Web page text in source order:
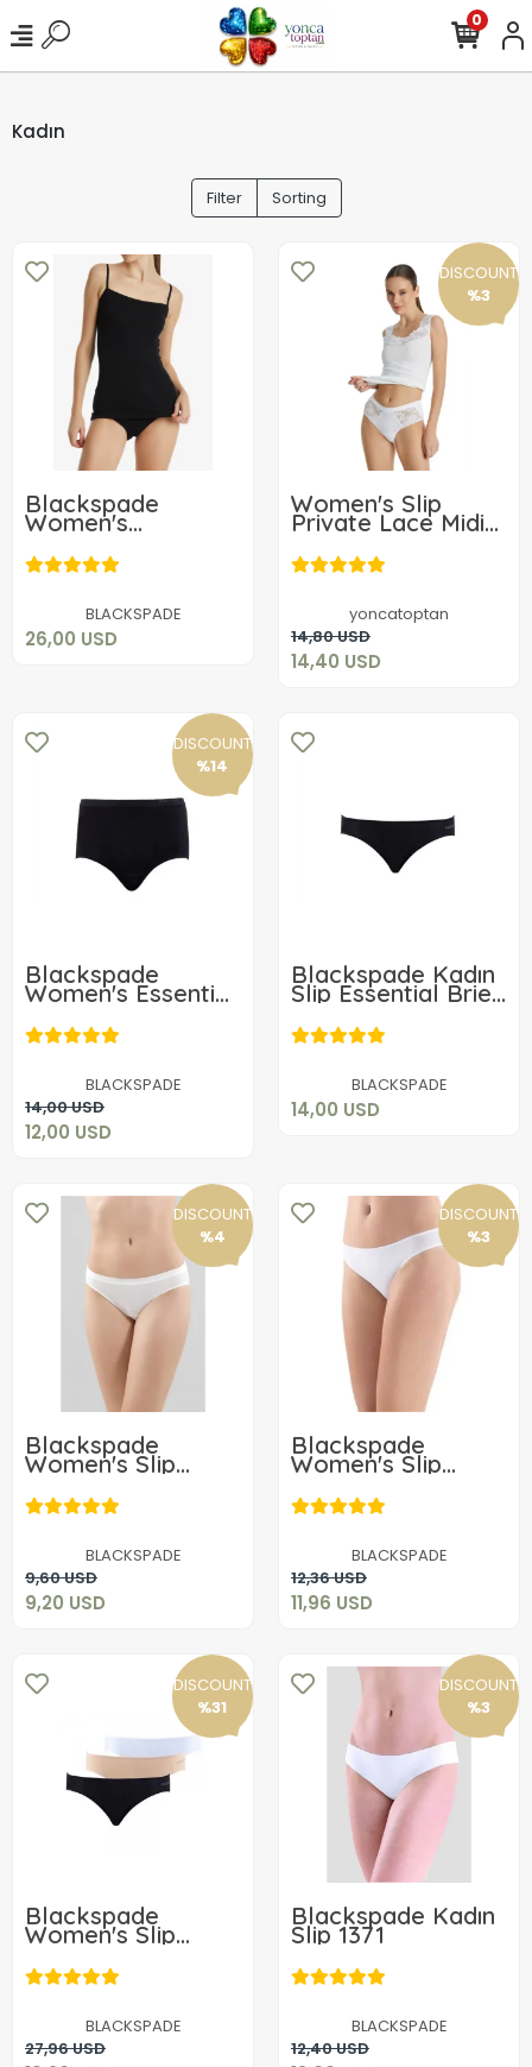
0
Kadın
Filter Sorting
Blackspade
Women's
Spaghetti Singlet
1952
BLACKSPADE
26,00 USD
26,00 USD
DISCOUNT
%3
Women's Slip
Private Lace Midi
1311
yoncatoptan
14,80 USD
14,40 USD
14,40 USD
Add to cart
DISCOUNT
%14
Blackspade
Women's Essential
Maxi Slip 1307
BLACKSPADE
14,00 USD
12,00 USD
12,00 USD
Add to cart
Blackspade Kadın
Slip Essential Brief
1331
BLACKSPADE
14,00 USD
14,00 USD
DISCOUNT
%4
Blackspade
Women's Slip
Essential 1305
BLACKSPADE
9,60 USD
9,20 USD
9,20 USD
Add to cart
DISCOUNT
%3
Blackspade
Women's Slip
Comfort Basics
1545
BLACKSPADE
12,36 USD
11,96 USD
11,96 USD
Add to cart
DISCOUNT
%31
Blackspade
Women's Slip
3Pack Brief 1574
BLACKSPADE
27,96 USD
19,20 USD
Add to cart
DISCOUNT
%3
Blackspade Kadın
Slip 1371
BLACKSPADE
12,40 USD
12,00 USD
Add to cart